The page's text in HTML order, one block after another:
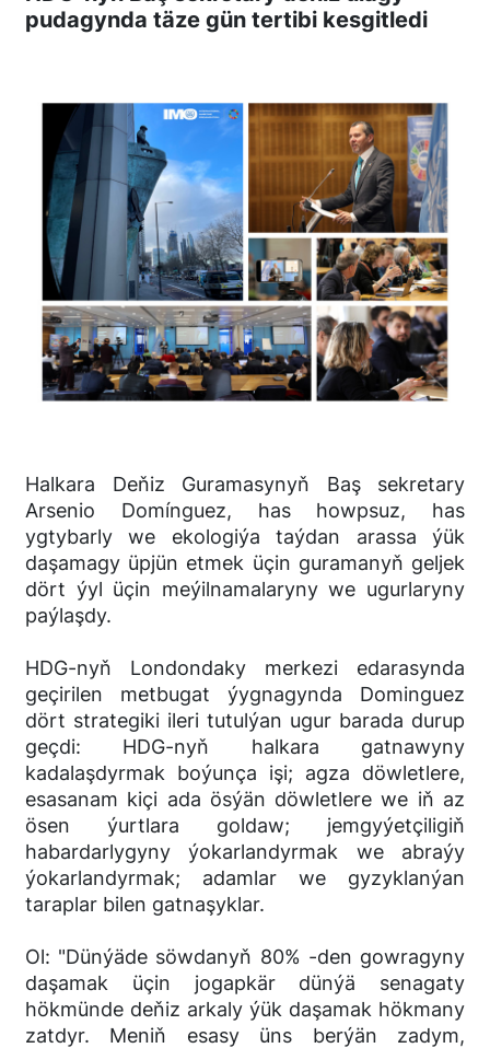
pudagynda täze gün tertibi kesgitledi
Halkara Deňiz Guramasynyň Baş sekretary
Arsenio Domínguez, has howpsuz, has
ygtybarly we ekologiýa taýdan arassa ýük
daşamagy üpjün etmek üçin guramanyň geljek
dört ýyl üçin meýilnamalaryny we ugurlaryny
paýlaşdy.
HDG-nyň Londondaky merkezi edarasynda
geçirilen metbugat ýygnagynda Dominguez
dört strategiki ileri tutulýan ugur barada durup
geçdi: HDG-nyň halkara gatnawyny
kadalaşdyrmak boýunça işi; agza döwletlere,
esasanam kiçi ada ösýän döwletlere we iň az
ösen ýurtlara goldaw; jemgyýetçiligiň
habardarlygyny ýokarlandyrmak we abraýy
ýokarlandyrmak; adamlar we gyzyklanýan
taraplar bilen gatnaşyklar.
Ol: "Dünýäde söwdanyň 80% -den gowragyny
daşamak üçin jogapkär dünýä senagaty
hökmünde deňiz arkaly ýük daşamak hökmany
zatdyr. Meniň esasy üns berýän zadym,